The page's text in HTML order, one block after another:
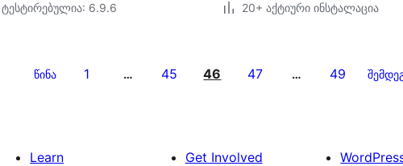
ტესტირებულია: 6.9.6
20+ აქტიური ინსტალაცია
წინა 1 … 45 46 47 … 49
Learn
Get Involved